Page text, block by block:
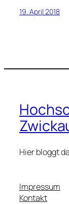
19. April 2018
Hier bloggt
Impressum
Kontakt